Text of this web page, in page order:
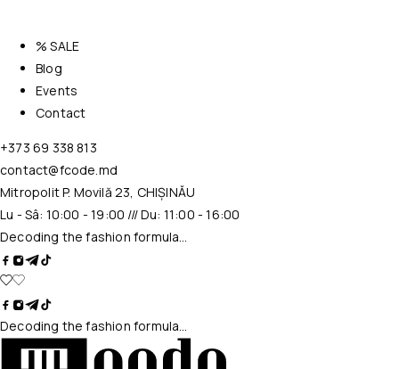
% SALE
Blog
Events
Contact
+373 69 338 813
contact@fcode.md
Mitropolit P. Movilă 23, CHIȘINĂU
Lu - Sâ: 10:00 - 19:00 /// Du: 11:00 - 16:00
Decoding the fashion formula…
Decoding the fashion formula…